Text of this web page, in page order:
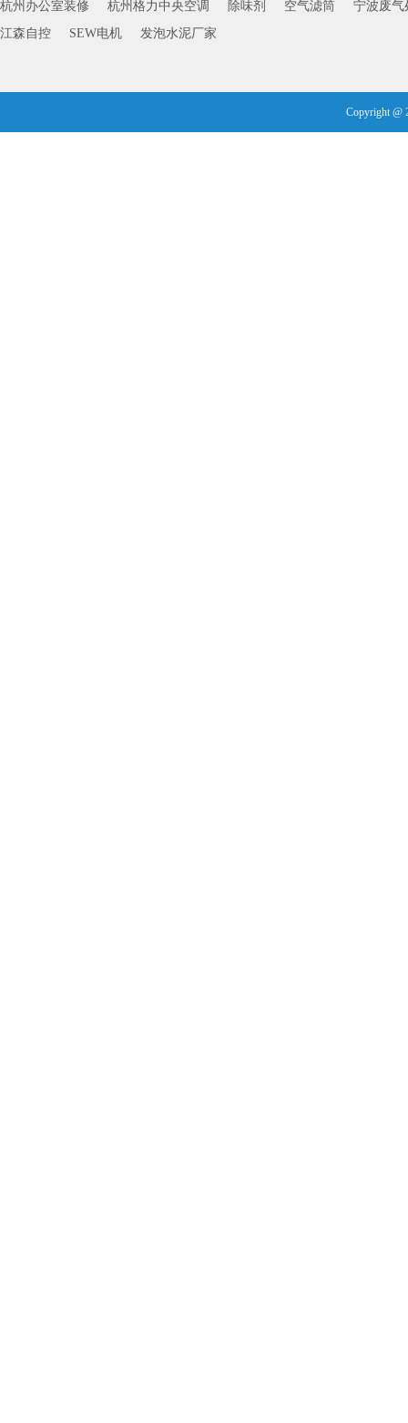
杭州办公室装修 杭州格力中央空调 除味剂 空气滤筒
宁波废气
江森自控
SEW电机 发泡水泥厂家
Copyright @